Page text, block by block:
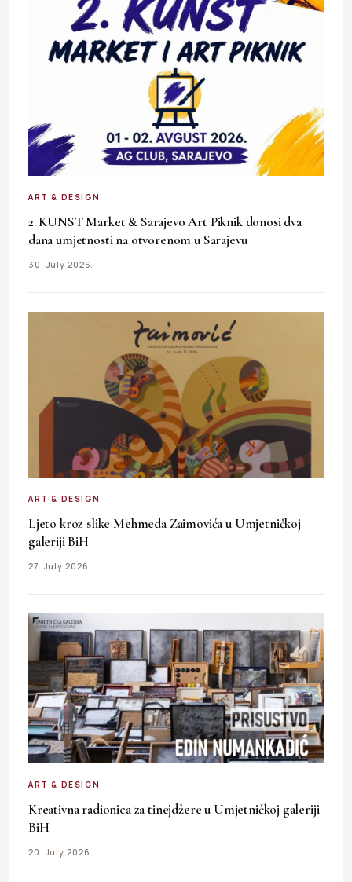
ART & DESIGN
2. KUNST Market & Sarajevo Art Piknik donosi dva
dana umjetnosti na otvorenom u Sarajevu
30. July 2026.
ART & DESIGN
Ljeto kroz slike Mehmeda Zaimovića u Umjetničkoj
galeriji BiH
27. July 2026.
ART & DESIGN
Kreativna radionica za tinejdžere u Umjetničkoj galeriji
BiH
20. July 2026.